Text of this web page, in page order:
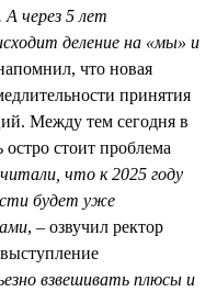
через 5 лет
деление на «мы» и
что новая
принятия
Между тем сегодня в
стоит проблема
что к 2025 году
будет уже
, – озвучил ректор
взвешивать плюсы и